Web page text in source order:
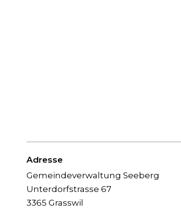
Adresse
Gemeindeverwaltung Seeberg
Unterdorfstrasse 67
3365 Grasswil